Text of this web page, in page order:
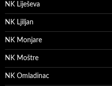
NK Liješeva
NK Ljiljan
NK Monjare
NK Moštre
NK Omladinac